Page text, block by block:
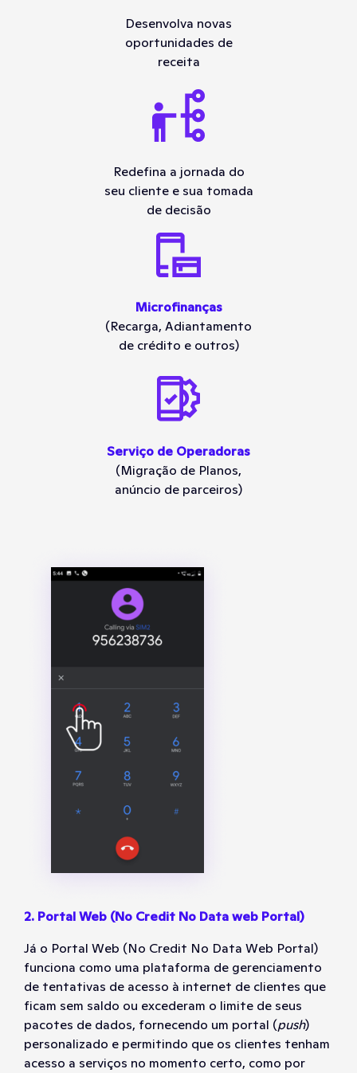
Desenvolva novas
oportunidades de
receita
Redefina a jornada do
seu cliente e sua tomada
de decisão
Microfinanças
(Recarga, Adiantamento
de crédito e outros)
Serviço de Operadoras
(Migração de Planos,
anúncio de parceiros)
2. Portal Web (No Credit No Data web Portal)
Já o Portal Web (No Credit No Data Web Portal)
funciona como uma plataforma de gerenciamento
de tentativas de acesso à internet de clientes que
ficam sem saldo ou excederam o limite de seus
pacotes de dados, fornecendo um portal (push)
personalizado e permitindo que os clientes tenham
acesso a serviços no momento certo, como por